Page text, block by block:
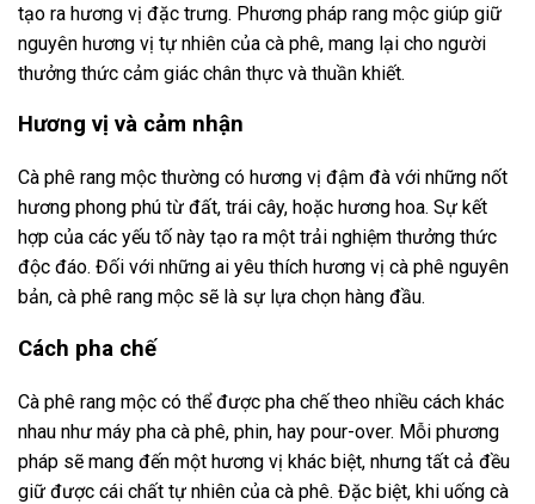
tạo ra hương vị đặc trưng. Phương pháp rang mộc giúp giữ
nguyên hương vị tự nhiên của cà phê, mang lại cho người
thưởng thức cảm giác chân thực và thuần khiết.
Hương vị và cảm nhận
Cà phê rang mộc thường có hương vị đậm đà với những nốt
hương phong phú từ đất, trái cây, hoặc hương hoa. Sự kết
hợp của các yếu tố này tạo ra một trải nghiệm thưởng thức
độc đáo. Đối với những ai yêu thích hương vị cà phê nguyên
bản, cà phê rang mộc sẽ là sự lựa chọn hàng đầu.
Cách pha chế
Cà phê rang mộc có thể được pha chế theo nhiều cách khác
nhau như máy pha cà phê, phin, hay pour-over. Mỗi phương
pháp sẽ mang đến một hương vị khác biệt, nhưng tất cả đều
giữ được cái chất tự nhiên của cà phê. Đặc biệt, khi uống cà